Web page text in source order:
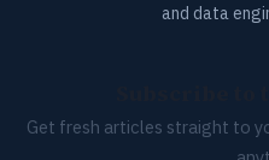
and data
Get fresh articles straight to